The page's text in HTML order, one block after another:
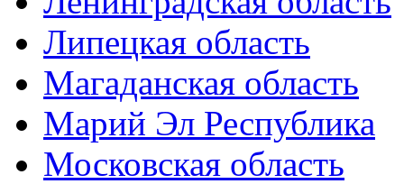
Липецкая область
Магаданская область
Марий Эл Республика
Московская область